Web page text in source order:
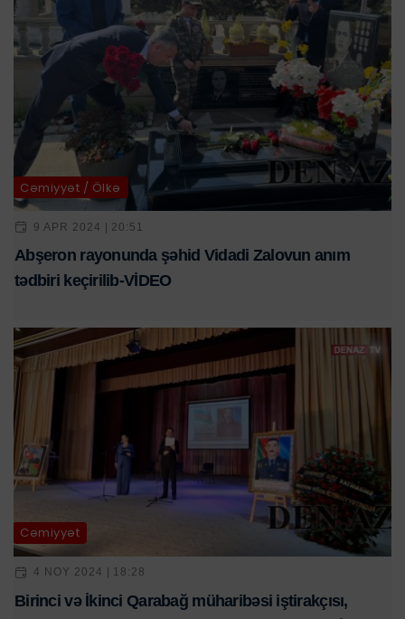
Cəmiyyət / Ölkə
9 APR 2024 | 20:51
Abşeron rayonunda şəhid Vidadi Zalovun anım
tədbiri keçirilib-VİDEO
Cəmiyyət
4 NOY 2024 | 18:28
Birinci və İkinci Qarabağ müharibəsi iştirakçısı,